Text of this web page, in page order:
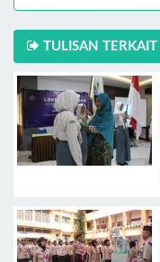
TULISAN TERKAIT